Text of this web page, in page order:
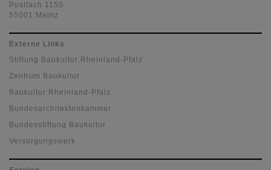
Postfach 1150
55001 Mainz
Externe Links
Stiftung Baukultur Rheinland-Pfalz
Zentrum Baukultur
Baukultur Rheinland-Pfalz
Bundesarchitektenkammer
Bundesstiftung Baukultur
Versorgungswerk